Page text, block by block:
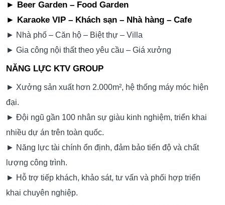
KTV GROUP – THIẾT KẾ – THI CÔNG –
XÂY DỰNG TRỌN GÓI - SET UP VẬN
HÀNH
DỊCH VỤ CHÍNH
► Bar – Club – Lounge
► Beer Garden – Food Garden
► Karaoke VIP – Khách sạn – Nhà hàng – Cafe
► Nhà phố – Căn hộ – Biệt thự – Villa
► Gia công nội thất theo yêu cầu – Giá xưởng
NĂNG LỰC KTV GROUP